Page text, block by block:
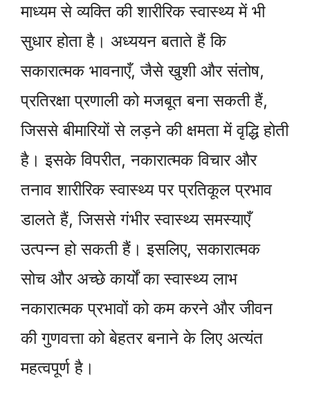
माध्यम से व्यक्ति की शारीरिक स्वास्थ्य में भी
सुधार होता है। अध्ययन बताते हैं कि
सकारात्मक भावनाएँ, जैसे खुशी और संतोष,
प्रतिरक्षा प्रणाली को मजबूत बना सकती हैं,
जिससे बीमारियों से लड़ने की क्षमता में वृद्धि होती
है। इसके विपरीत, नकारात्मक विचार और
तनाव शारीरिक स्वास्थ्य पर प्रतिकूल प्रभाव
डालते हैं, जिससे गंभीर स्वास्थ्य समस्याएँ
उत्पन्न हो सकती हैं। इसलिए, सकारात्मक
सोच और अच्छे कार्यों का स्वास्थ्य लाभ
नकारात्मक प्रभावों को कम करने और जीवन
की गुणवत्ता को बेहतर बनाने के लिए अत्यंत
महत्वपूर्ण है।